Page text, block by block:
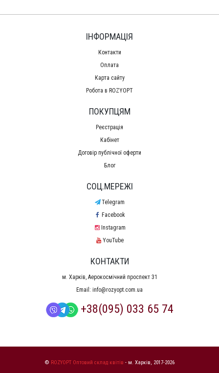
ІНФОРМАЦІЯ
Контакти
Оплата
Карта сайту
Робота в ROZYOPT
ПОКУПЦЯМ
Реєстрація
Кабінет
Договір публічної оферти
Блог
СОЦ.МЕРЕЖІ
Telegram
Facebook
Instagram
YouTube
КОНТАКТИ
м. Харків, Аерокосмічний проспект 31
Email: info@rozyopt.com.ua
+38(095) 033 65 74
© ROZYOPT Оптовий склад квітів - м. Харків, 2017-2026